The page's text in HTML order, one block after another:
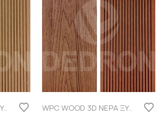
WPC WOOD 3D ΝΕΡΑ ΞΥΛΟΥ WPC WOOD 3D ΝΕΡΑ ΞΥΛΟΥ